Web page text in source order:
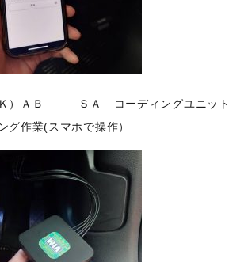
Ｋ）ＡＢ ＳＡ コーディングユニット
グ作業(スマホで操作）